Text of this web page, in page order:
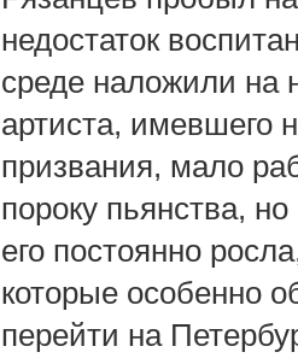
недостаток
среде наложили на
артиста, имевшего
призвания, мало
пороку пьянства,
его постоянно
которые особенно
перейти на